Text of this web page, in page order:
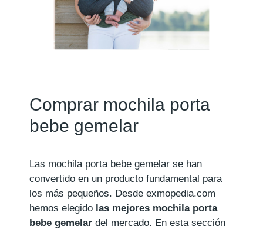
Comprar mochila porta
bebe gemelar
Las mochila porta bebe gemelar se han
convertido en un producto fundamental para
los más pequeños. Desde exmopedia.com
hemos elegido las mejores mochila porta
bebe gemelar del mercado. En esta sección